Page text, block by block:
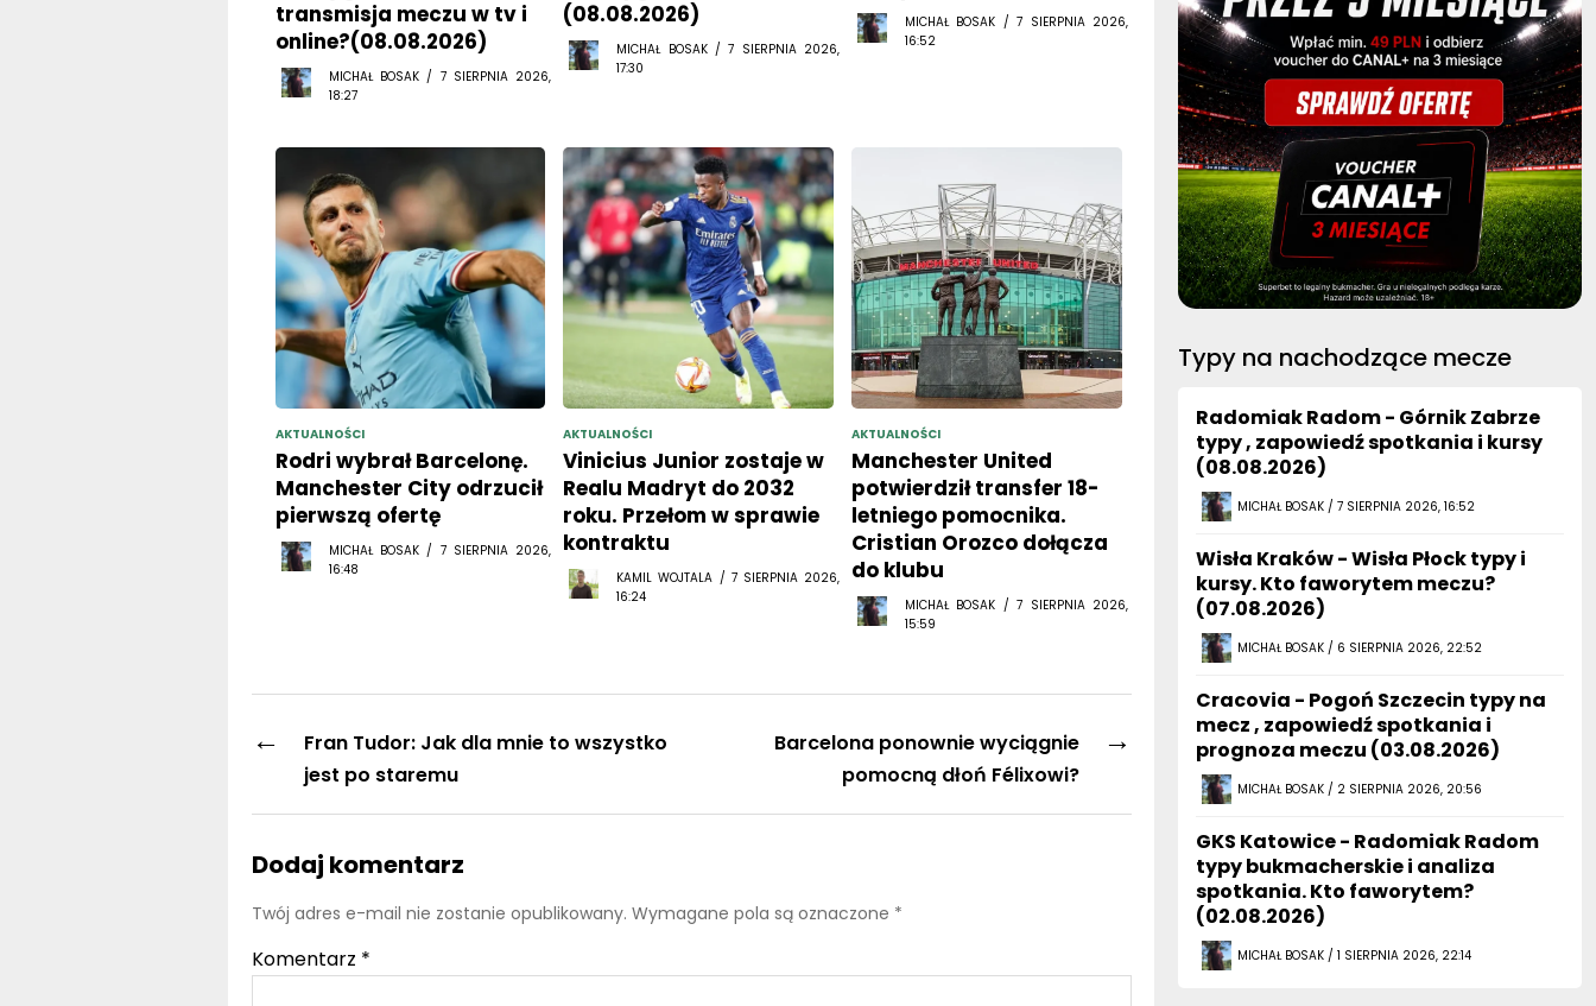
transmisja meczu w tv i
online?(08.08.2026)
MICHAŁ BOSAK / 7 SIERPNIA 2026,
18:27
(08.08.2026)
MICHAŁ BOSAK / 7 SIERPNIA 2026,
17:30
MICHAŁ BOSAK / 7 SIERPNIA 2026,
16:52
AKTUALNOŚCI
Rodri wybrał Barcelonę.
Manchester City odrzucił
pierwszą ofertę
MICHAŁ BOSAK / 7 SIERPNIA 2026,
16:48
AKTUALNOŚCI
Vinicius Junior zostaje w
Realu Madryt do 2032
roku. Przełom w sprawie
kontraktu
KAMIL WOJTALA / 7 SIERPNIA 2026,
16:24
AKTUALNOŚCI
Manchester United
potwierdził transfer 18-
letniego pomocnika.
Cristian Orozco dołącza
do klubu
MICHAŁ BOSAK / 7 SIERPNIA 2026,
15:59
←
Fran Tudor: Jak dla mnie to wszystko
jest po staremu
→
Barcelona ponownie wyciągnie
pomocną dłoń Félixowi?
Dodaj komentarz
Twój adres e-mail nie zostanie opublikowany. Wymagane pola są oznaczone *
Komentarz *
Typy na nachodzące mecze
Radomiak Radom - Górnik Zabrze
typy , zapowiedź spotkania i kursy
(08.08.2026)
MICHAŁ BOSAK / 7 SIERPNIA 2026, 16:52
Wisła Kraków - Wisła Płock typy i
kursy. Kto faworytem meczu?
(07.08.2026)
MICHAŁ BOSAK / 6 SIERPNIA 2026, 22:52
Cracovia - Pogoń Szczecin typy na
mecz , zapowiedź spotkania i
prognoza meczu (03.08.2026)
MICHAŁ BOSAK / 2 SIERPNIA 2026, 20:56
GKS Katowice - Radomiak Radom
typy bukmacherskie i analiza
spotkania. Kto faworytem?
(02.08.2026)
MICHAŁ BOSAK / 1 SIERPNIA 2026, 22:14